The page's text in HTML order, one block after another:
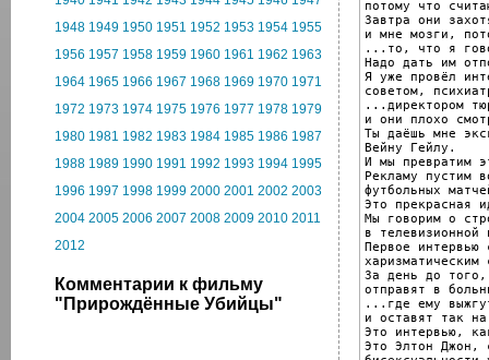
1948 1949 1950 1951 1952 1953 1954 1955
1956 1957 1958 1959 1960 1961 1962 1963
1964 1965 1966 1967 1968 1969 1970 1971
1972 1973 1974 1975 1976 1977 1978 1979
1980 1981 1982 1983 1984 1985 1986 1987
1988 1989 1990 1991 1992 1993 1994 1995
1996 1997 1998 1999 2000 2001 2002 2003
2004 2005 2006 2007 2008 2009 2010 2011
2012
Комментарии к фильму
"Прирождённые Убийцы"
потому что
Завтра они
и мне мозги,
...то, что я
Надо дать им
Я уже провёл
советом,
...директором
и они плохо
Ты даёшь мне
Вейну Гейлу.
И мы превратим
Рекламу пустим
футбольных
Это прекрасная
Мы говорим о
в телевизионной
Первое интервью
За день до
отправят в
...где ему
и оставят так
Это интервью,
Это Элтон Джон,